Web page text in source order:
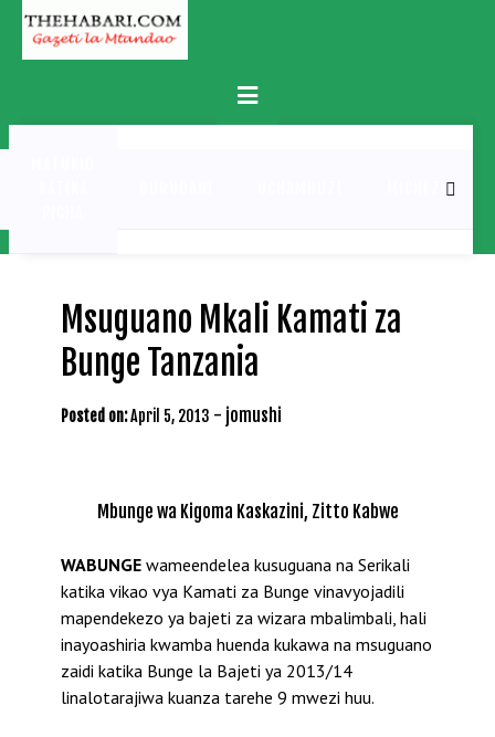
Skip
content
Primary
Menu
MICHEZO
Msuguano Mkali Kamati za
Bunge Tanzania
Posted on:April 5, 2013 - jomushi
Mbunge wa Kigoma Kaskazini, Zitto Kabwe
WABUNGE wameendelea kusuguana na Serikali
katika vikao vya Kamati za Bunge vinavyojadili
mapendekezo ya bajeti za wizara mbalimbali, hali
inayoashiria kwamba huenda kukawa na msuguano
zaidi katika Bunge la Bajeti ya 2013/14
linalotarajiwa kuanza tarehe 9 mwezi huu.